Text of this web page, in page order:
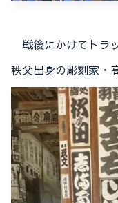
戦後にかけてトラ
秩父出身の彫刻家・